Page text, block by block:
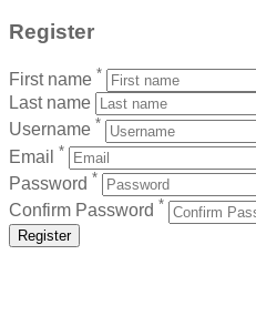
Register
First name *
Last name
Username *
Email *
Password *
Confirm Password *
Register